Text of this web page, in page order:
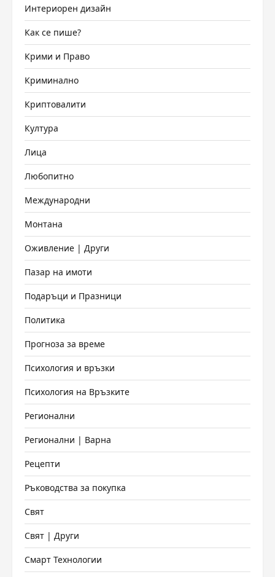
Интериорен дизайн
Как се пише?
Крими и Право
Криминално
Криптовалити
Култура
Лица
Любопитно
Международни
Монтана
Оживление | Други
Пазар на имоти
Подаръци и Празници
Политика
Прогноза за време
Психология и връзки
Психология на Връзките
Регионални
Регионални | Варна
Рецепти
Ръководства за покупка
Свят
Свят | Други
Смарт Технологии